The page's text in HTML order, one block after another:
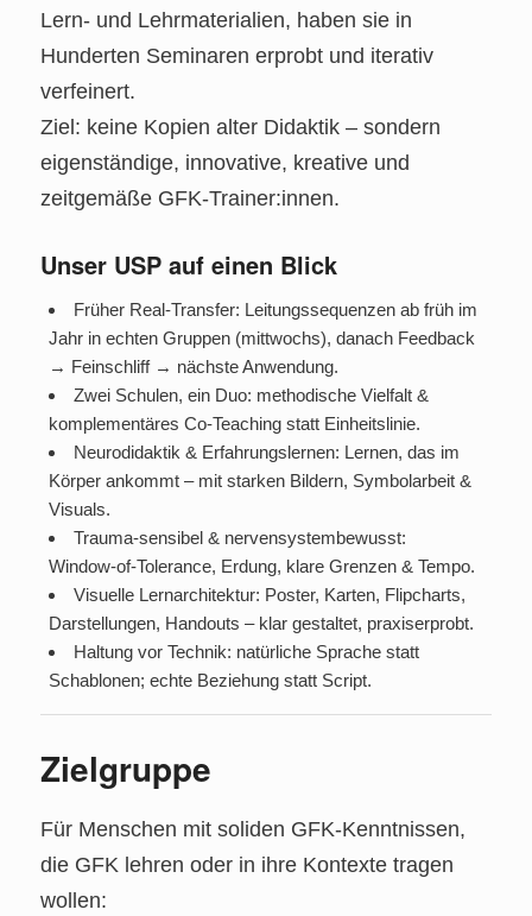
Lern‑ und Lehrmaterialien, haben sie in
Hunderten Seminaren erprobt und iterativ
verfeinert.
Ziel: keine Kopien alter Didaktik – sondern
eigenständige, innovative, kreative und
zeitgemäße GFK‑Trainer:innen.
Unser USP auf einen Blick
Früher Real‑Transfer: Leitungssequenzen ab früh im
Jahr in echten Gruppen (mittwochs), danach Feedback
→ Feinschliff → nächste Anwendung.
Zwei Schulen, ein Duo: methodische Vielfalt &
komplementäres Co‑Teaching statt Einheitslinie.
Neurodidaktik & Erfahrungslernen: Lernen, das im
Körper ankommt – mit starken Bildern, Symbolarbeit &
Visuals.
Trauma‑sensibel & nervensystembewusst:
Window‑of‑Tolerance, Erdung, klare Grenzen & Tempo.
Visuelle Lernarchitektur: Poster, Karten, Flipcharts,
Darstellungen, Handouts – klar gestaltet, praxiserprobt.
Haltung vor Technik: natürliche Sprache statt
Schablonen; echte Beziehung statt Script.
Zielgruppe
Für Menschen mit soliden GFK‑Kenntnissen,
die GFK lehren oder in ihre Kontexte tragen
wollen: